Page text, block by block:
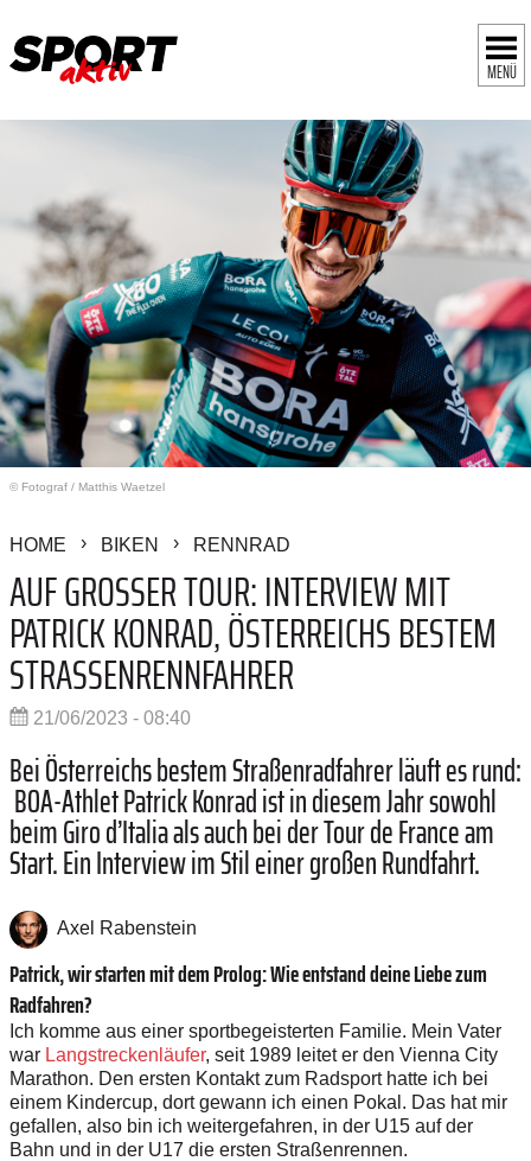
MENÜ
© Fotograf / Matthis Waetzel
HOME BIKEN RENNRAD
AUF GROSSER TOUR: INTERVIEW MIT P
ATRICK KONRAD, ÖSTERREICHS BESTEM S
TRASSENRENNFAHRER
21/06/2023 - 08:40
Bei Österreichs bestem Straßenradfahrer läuft es rund:
BOA-Athlet Patrick Konrad ist in diesem Jahr sowohl
beim Giro d’Italia als auch bei der Tour de France am
Start. Ein Interview im Stil einer großen Rundfahrt.
Axel Rabenstein
Patrick, wir starten mit dem Prolog: Wie entstand deine Liebe zum
Radfahren?
Ich komme aus einer sportbegeisterten ­Familie. Mein Vater
war Langstreckenläufer, seit 1989 leitet er den ­Vienna City
Marathon. Den ersten Kontakt zum Radsport hatte ich bei
einem Kindercup, dort gewann ich einen Pokal. Das hat mir
gefallen, also bin ich weitergefahren, in der U15 auf der
Bahn und in der U17 die ersten Straßenrennen.